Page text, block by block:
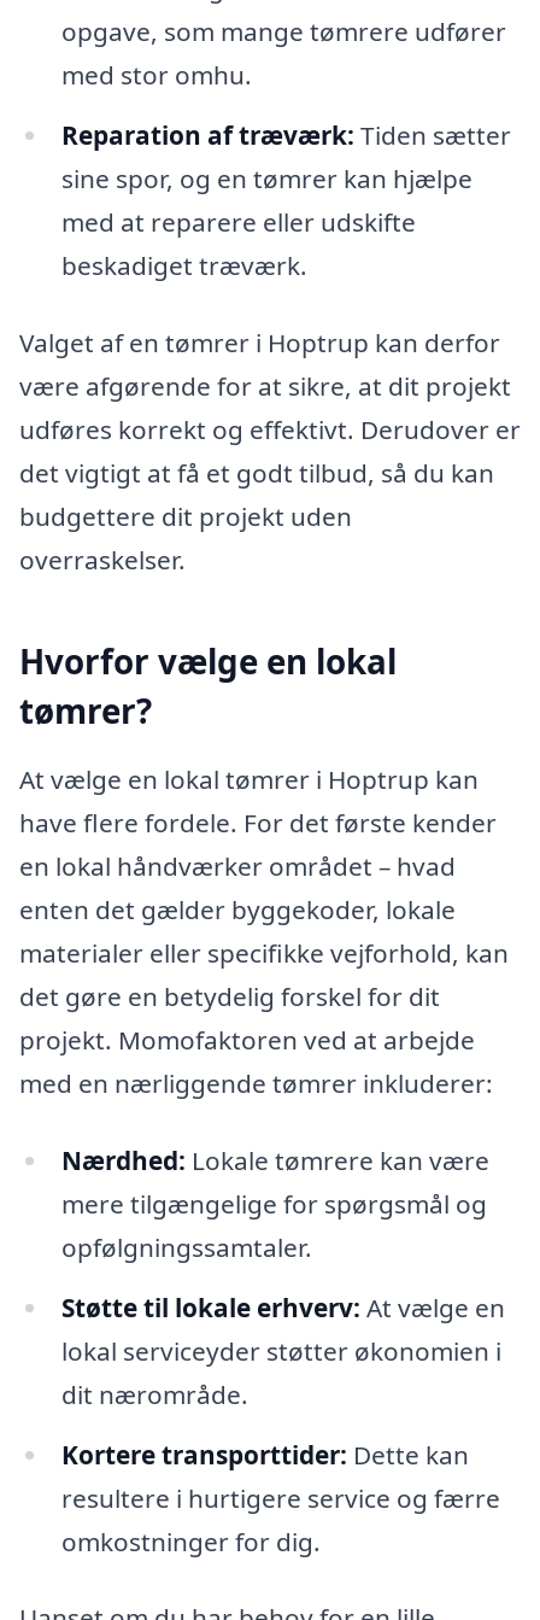
opgave, som mange tømrere udfører
med stor omhu.
Reparation af træværk: Tiden sætter
sine spor, og en tømrer kan hjælpe
med at reparere eller udskifte
beskadiget træværk.
Valget af en tømrer i Hoptrup kan derfor
være afgørende for at sikre, at dit projekt
udføres korrekt og effektivt. Derudover er
det vigtigt at få et godt tilbud, så du kan
budgettere dit projekt uden
overraskelser.
Hvorfor vælge en lokal
tømrer?
At vælge en lokal tømrer i Hoptrup kan
have flere fordele. For det første kender
en lokal håndværker området – hvad
enten det gælder byggekoder, lokale
materialer eller specifikke vejforhold, kan
det gøre en betydelig forskel for dit
projekt. Momofaktoren ved at arbejde
med en nærliggende tømrer inkluderer:
Nærdhed: Lokale tømrere kan være
mere tilgængelige for spørgsmål og
opfølgningssamtaler.
Støtte til lokale erhverv: At vælge en
lokal serviceyder støtter økonomien i
dit nærområde.
Kortere transporttider: Dette kan
resultere i hurtigere service og færre
omkostninger for dig.